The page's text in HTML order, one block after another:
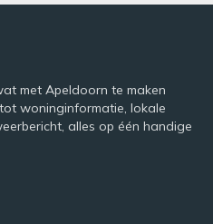
met Apeldoorn te maken
woninginformatie, lokale
alles op één handige